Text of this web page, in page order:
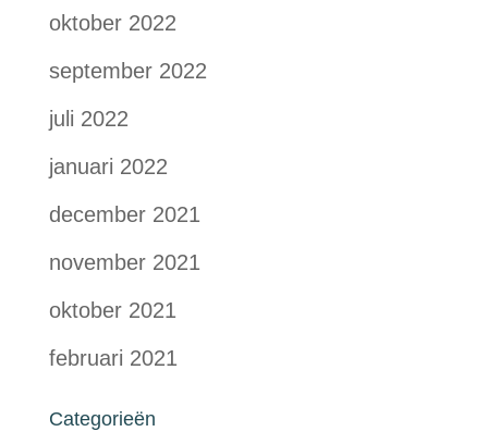
oktober 2022
september 2022
juli 2022
januari 2022
december 2021
november 2021
oktober 2021
februari 2021
Categorieën